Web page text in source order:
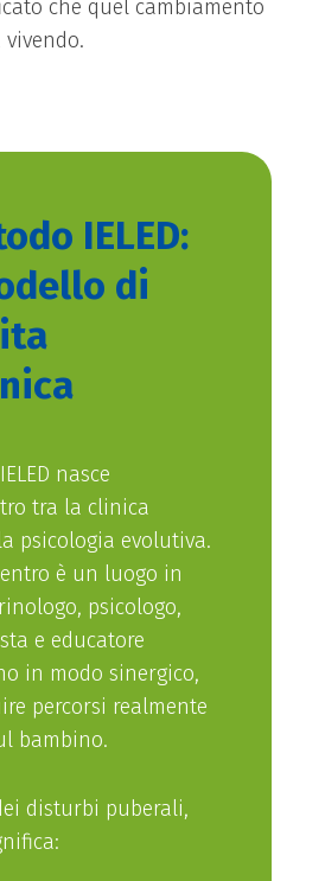
che quel cambiamento
IELED:
di
nasce
tra la clinica
psicologia evolutiva.
è un luogo in
psicologo,
e educatore
in modo sinergico,
percorsi realmente
bambino.
disturbi puberali,